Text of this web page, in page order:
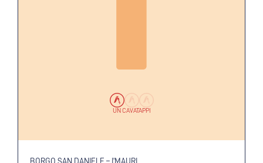
UN CAVATAPPI
BORGO SAN DANIELE – I’MAURI